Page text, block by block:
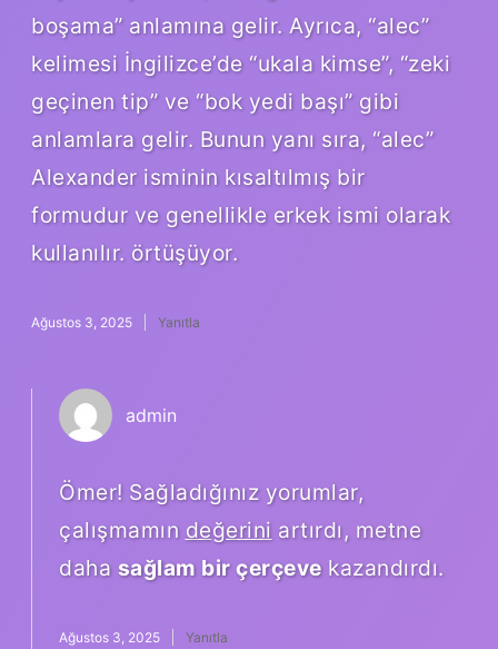
boşama” anlamına gelir. Ayrıca, “alec”
kelimesi İngilizce’de “ukala kimse”, “zeki
geçinen tip” ve “bok yedi başı” gibi
anlamlara gelir. Bunun yanı sıra, “alec”
Alexander isminin kısaltılmış bir
formudur ve genellikle erkek ismi olarak
kullanılır. örtüşüyor.
Ağustos 3, 2025 Yanıtla
admin
Ömer! Sağladığınız yorumlar,
çalışmamın değerini artırdı, metne
daha sağlam bir çerçevekazandırdı.
Ağustos 3, 2025 Yanıtla